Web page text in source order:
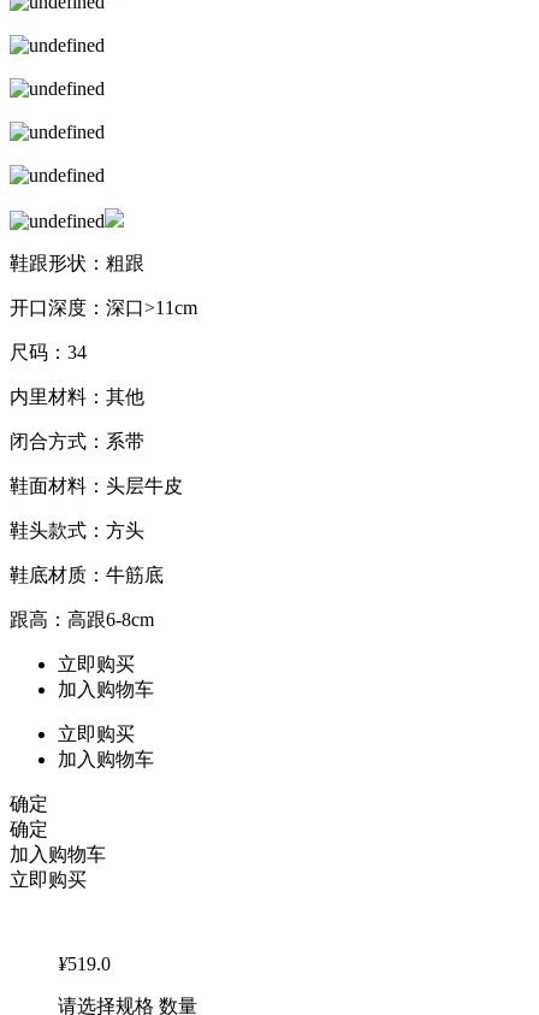
鞋跟形状：粗跟
开口深度：深口>11cm
尺码：34
内里材料：其他
闭合方式：系带
鞋面材料：头层牛皮
鞋头款式：方头
鞋底材质：牛筋底
跟高：高跟6-8cm
立即购买
加入购物车
立即购买
加入购物车
确定
确定
加入购物车
立即购买
¥519.0
请选择规格 数量